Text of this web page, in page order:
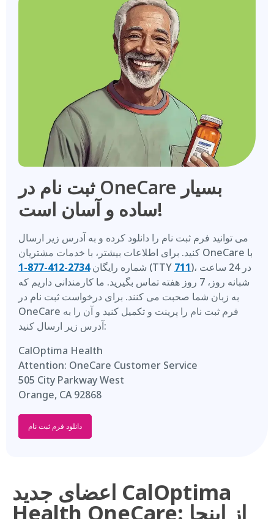
ثبت نام در OneCare بسیار
ساده و آسان است!
می توانید فرم ثبت نام را دانلود کرده و به آدرس زیر ارسال
کنید. برای اطلاعات بیشتر، با خدمات مشتریان OneCare با
شماره رایگان2734-412-877-1 (TTY 711)، در 24 ساعت
شبانه روز، 7 روز هفته تماس بگیرید. ما کارمندانی داریم که
به زبان شما صحبت می کنند. برای درخواست ثبت نام در
OneCare فرم ثبت نام را پرینت و تکمیل کنید و آن را به
آدرس زیر ارسال کنید:
CalOptima Health
Attention: OneCare Customer Service
505 City Parkway West
Orange, CA 92868
دانلود فرم ثبت نام
اعضای جدید CalOptima
Health OneCare: از اینجا